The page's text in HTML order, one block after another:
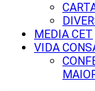
MEDIA CET
VIDA